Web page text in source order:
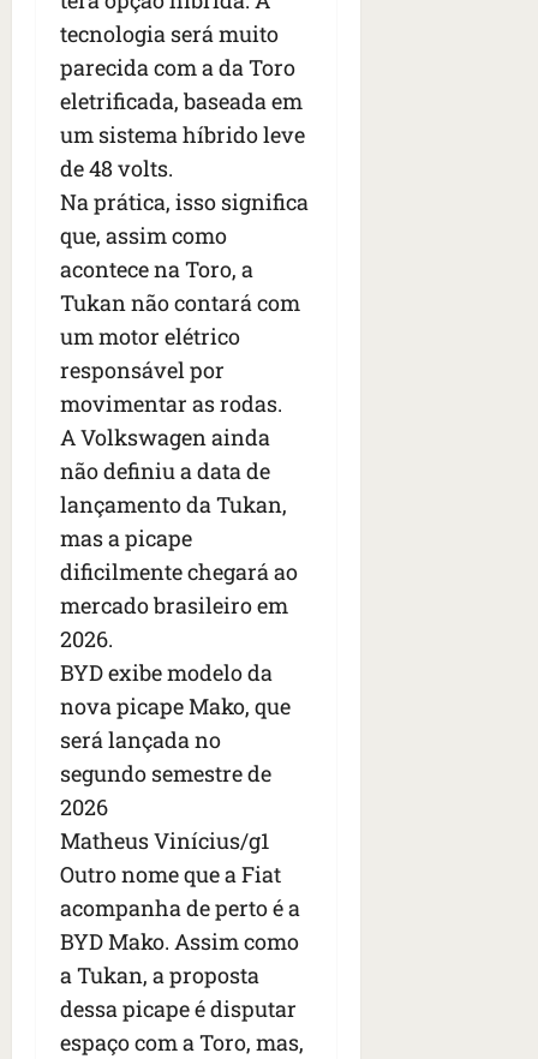
tecnologia será muito
parecida com a da Toro
eletrificada, baseada em
um sistema híbrido leve
de 48 volts.
Na prática, isso significa
que, assim como
acontece na Toro, a
Tukan não contará com
um motor elétrico
responsável por
movimentar as rodas.
A Volkswagen ainda
não definiu a data de
lançamento da Tukan,
mas a picape
dificilmente chegará ao
mercado brasileiro em
2026.
BYD exibe modelo da
nova picape Mako, que
será lançada no
segundo semestre de
2026
Matheus Vinícius/g1
Outro nome que a Fiat
acompanha de perto é a
BYD Mako. Assim como
a Tukan, a proposta
dessa picape é disputar
espaço com a Toro, mas,